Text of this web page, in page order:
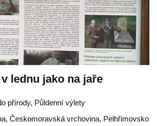
lednu jako na jaře
přírody, Půldenní výlety
, Českomoravská vrchovina, Pelhřimovsko